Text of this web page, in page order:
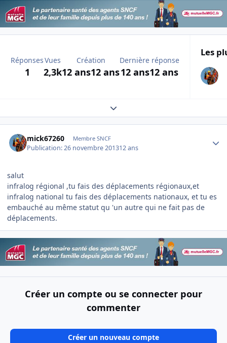
Réponses
1
Vues
2,3k
Création
12 ans12 ans
Dernière réponse
12 ans12 ans
Les
Expand topic overview
mick67260 Membre SNCF
Publication:26 novembre 201312 ans
salut
infralog régional ,tu fais des déplacements régionaux,et
infralog national tu fais des déplacements nationaux, et tu es
embauché au même statut qu 'un autre qui ne fait pas de
déplacements.
Créer un compte ou se connecter pour
commenter
Créer un nouveau compte